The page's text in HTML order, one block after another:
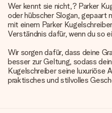
Wer kennt sie nicht,? Parker
oder hübscher Slogan, gepaart
mit einem Parker
Verständnis dafür, wenn du so
Wir sorgen dafür, dass deine
besser zur Geltung, sodass
Kugelschreiber seine luxuriöse
praktisches und stilvolles